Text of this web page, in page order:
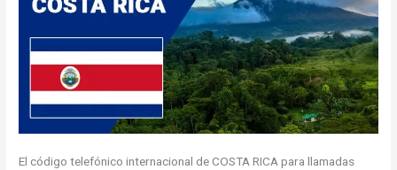
El código telefónico internacional de COSTA RICA para llamadas